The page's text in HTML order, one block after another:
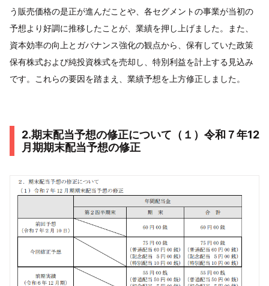
う販売価格の是正が進んだことや、各セグメントの事業が当初の
予想より好調に推移したことが、業績を押し上げました。また、
資本効率の向上とガバナンス強化の観点から、保有していた政策
保有株式および純投資株式を売却し、特別利益を計上する見込み
です。これらの要因を踏まえ、業績予想を上方修正しました。
2.期末配当予想の修正について（１）令和７年12
月期期末配当予想の修正